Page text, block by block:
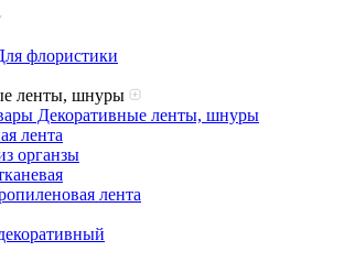
флористики
ленты, шнуры
Декоративные ленты, шнуры
лента
органзы
лента